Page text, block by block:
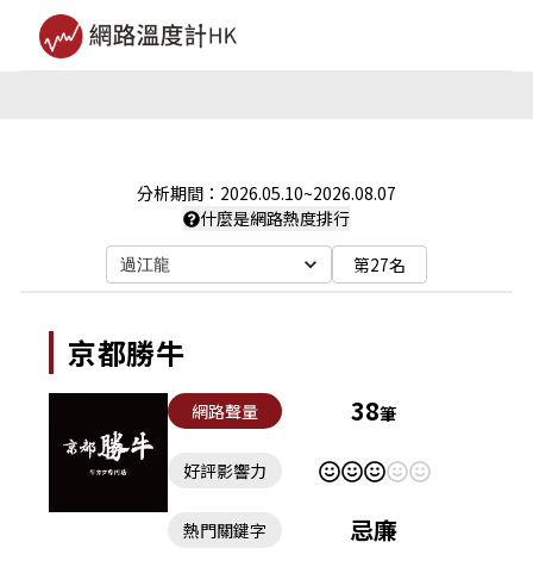
分析期間： 2026.05.10~2026.08.07
什麼是網路熱度排行
過江龍 第27名
京都勝牛
網路聲量 38筆
好評影響力
熱門關鍵字 忌廉